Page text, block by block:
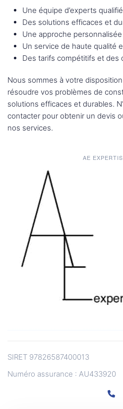
Une équipe d’experts
Des solutions efficaces et
Une approche
Un service de haute qualité
Des tarifs compétitifs et des
Nous sommes à votre
résoudre vos problèmes de
solutions efficaces et durables.
contacter pour obtenir un devis
nos services.
AE
SIRET 97826587400013
Numéro assurance : AU433920